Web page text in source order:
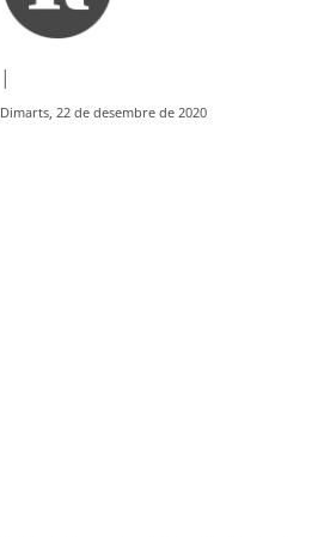
|
Dimarts, 22 de desembre de 2020